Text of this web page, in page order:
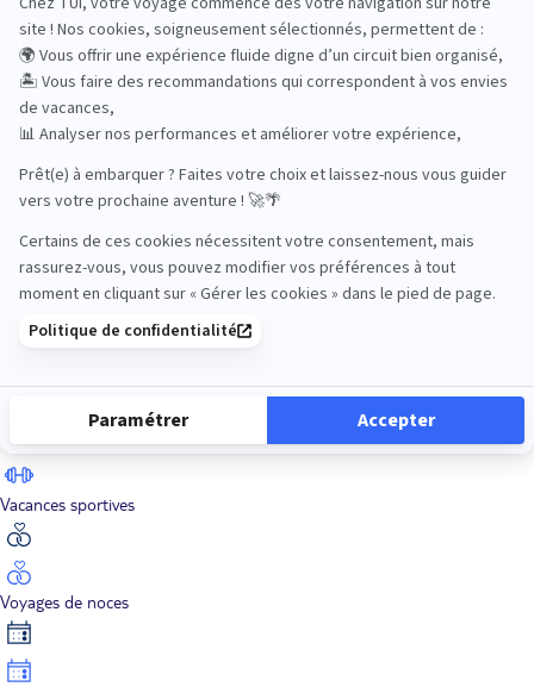
Road Trips
Safari
Sénior
Vacances sportives
Voyages de noces